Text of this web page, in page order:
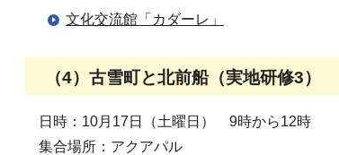
文化交流館「カダーレ」
（4）古雪町と北前船（実地研修3）
日時：10月17日（土曜日） 9時から12時
集合場所：アクアパル